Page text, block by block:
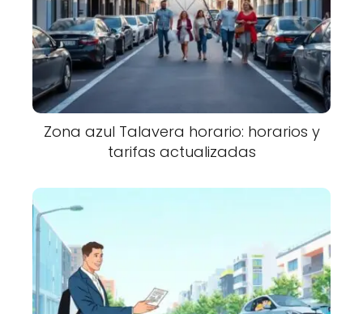
Zona azul Talavera horario: horarios y
tarifas actualizadas